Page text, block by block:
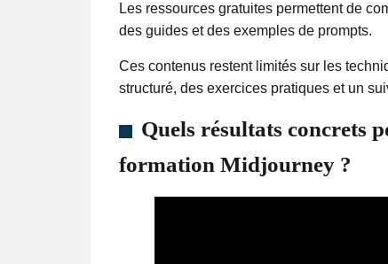
Les ressources gratuites permettent de
des guides et des exemples de prompts.
Ces contenus restent limités sur les
structuré, des exercices pratiques et un
Quels résultats concrets
formation Midjourney ?